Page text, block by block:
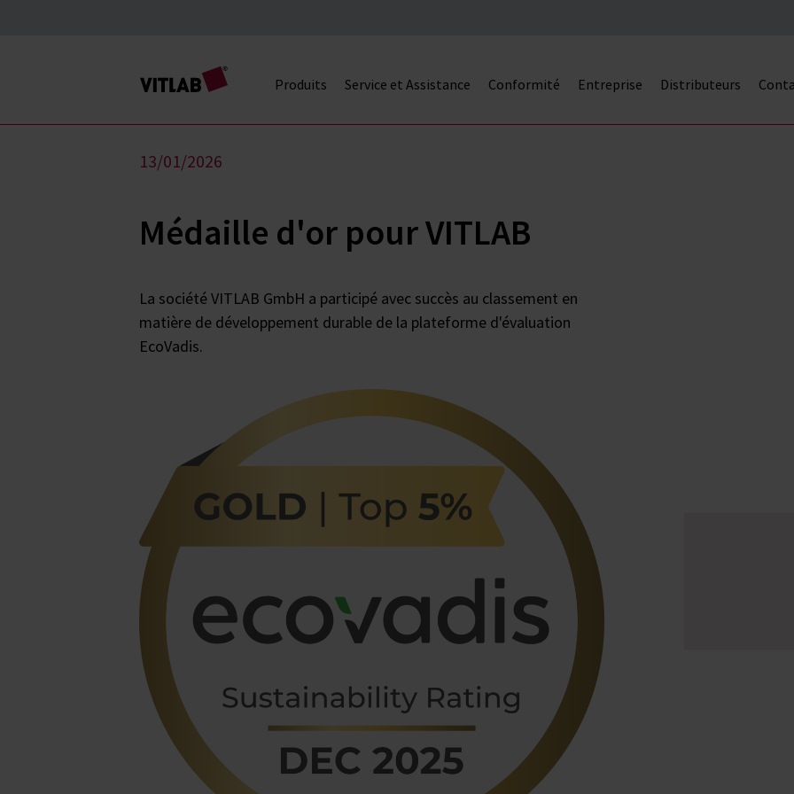
Produits Service et Assistance Conformité Entreprise Distributeurs
13/01/2026
Médaille d'or pour VITLAB
La société VITLAB GmbH a participé avec succès au classement en
matière de développement durable de la plateforme d'évaluation
EcoVadis.